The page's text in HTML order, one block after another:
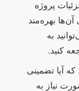
پروژه
بهره‌مند
به
کنید.
که آیا تضمینی
نیاز به